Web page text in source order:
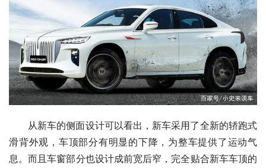
从新车的侧面设计可以看出，新车采用了全新的轿跑式
滑背外观，车顶部分有明显的下降，为整车提供了运动气
息。而且车窗部分也设计成前宽后窄，完全贴合新车车顶的